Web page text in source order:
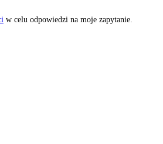
w celu odpowiedzi na moje zapytanie.